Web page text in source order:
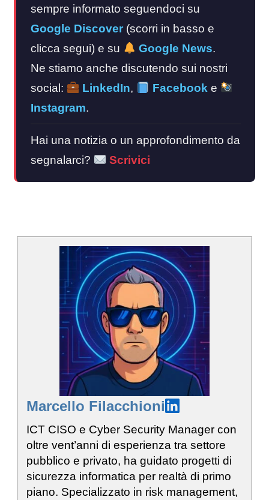
sempre informato seguendoci su
Google Discover (scorri in basso e
clicca segui) e su
Google News.
Ne stiamo anche discutendo sui nostri
social:
LinkedIn, Facebook e
Instagram.
Hai una notizia o un approfondimento da
segnalarci?
Scrivici
Marcello Filacchioni
ICT CISO e Cyber Security Manager con
oltre vent’anni di esperienza tra settore
pubblico e privato, ha guidato progetti di
sicurezza informatica per realtà di primo
piano. Specializzato in risk management,